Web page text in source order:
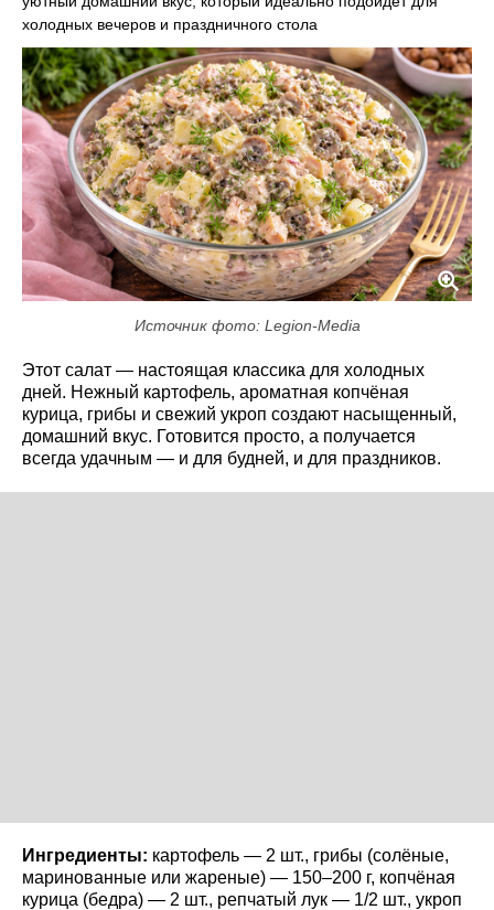
холодных вечеров и праздничного стола
Источник фото: Legion-Media
Этот салат — настоящая классика для холодных
дней. Нежный картофель, ароматная копчёная
курица, грибы и свежий укроп создают насыщенный,
домашний вкус. Готовится просто, а получается
всегда удачным — и для будней, и для праздников.
Ингредиенты: картофель — 2 шт., грибы (солёные,
маринованные или жареные) — 150–200 г, копчёная
курица (бедра) — 2 шт., репчатый лук — 1/2 шт., укроп